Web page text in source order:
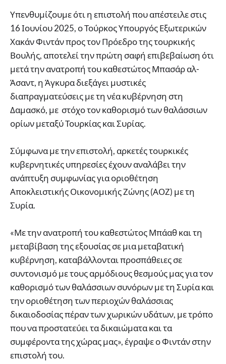
Υπενθυμίζουμε ότι η επιστολή που απέστειλε στις
16 Ιουνίου 2025, ο Τούρκος Υπουργός Εξωτερικών
Χακάν Φιντάν προς τον Πρόεδρο της τουρκικής
Βουλής, αποτελεί την πρώτη σαφή επιβεβαίωση ότι
μετά την ανατροπή του καθεστώτος Μπασάρ αλ-
Άσαντ, η Άγκυρα διεξάγει μυστικές
διαπραγματεύσεις με τη νέα κυβέρνηση στη
Δαμασκό, με στόχο τον καθορισμό των θαλάσσιων
ορίων μεταξύ Τουρκίας και Συρίας.
Σύμφωνα με την επιστολή, αρκετές τουρκικές
κυβερνητικές υπηρεσίες έχουν αναλάβει την
ανάπτυξη συμφωνίας για οριοθέτηση
Αποκλειστικής Οικονομικής Ζώνης (ΑΟΖ) με τη
Συρία.
«Με την ανατροπή του καθεστώτος Μπάαθ και τη
μεταβίβαση της εξουσίας σε μια μεταβατική
κυβέρνηση, καταβάλλονται προσπάθειες σε
συντονισμό με τους αρμόδιους θεσμούς μας για τον
καθορισμό των θαλάσσιων συνόρων με τη Συρία και
την οριοθέτηση των περιοχών θαλάσσιας
δικαιοδοσίας πέραν των χωρικών υδάτων, με τρόπο
που να προστατεύει τα δικαιώματα και τα
συμφέροντα της χώρας μας», έγραψε ο Φιντάν στην
επιστολή του.